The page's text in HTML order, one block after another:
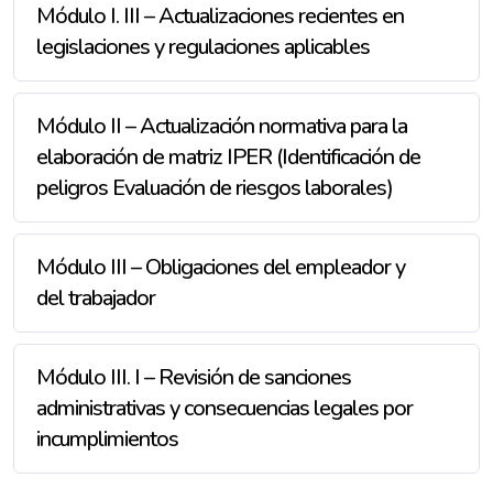
Módulo I. III – Actualizaciones recientes en
legislaciones y regulaciones aplicables
Módulo II – Actualización normativa para la
elaboración de matriz IPER (Identificación de
peligros Evaluación de riesgos laborales)
Módulo III – Obligaciones del empleador y
del trabajador
Módulo III. I – Revisión de sanciones
administrativas y consecuencias legales por
incumplimientos